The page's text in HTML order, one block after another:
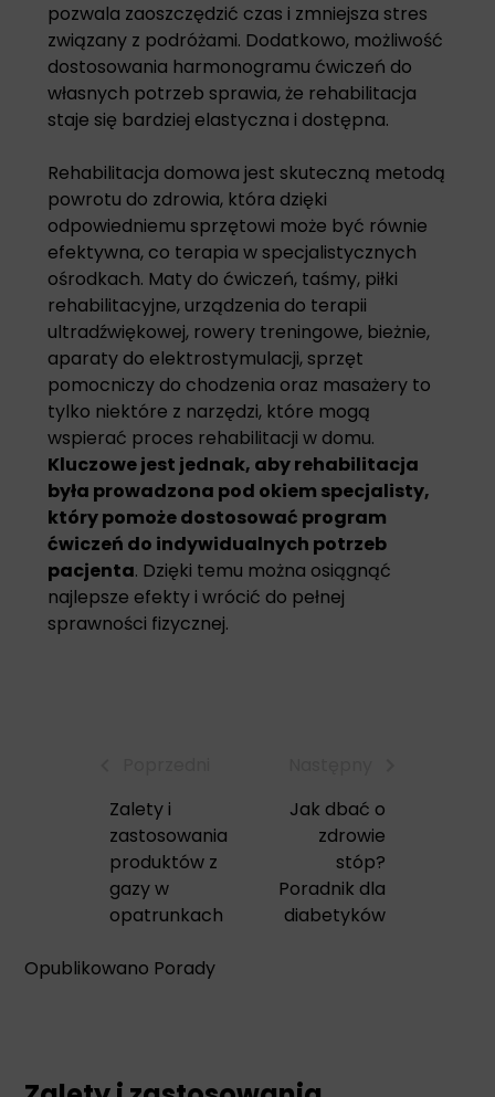
pozwala zaoszczędzić czas i zmniejsza stres
związany z podróżami. Dodatkowo, możliwość
dostosowania harmonogramu ćwiczeń do
własnych potrzeb sprawia, że rehabilitacja
staje się bardziej elastyczna i dostępna.
Rehabilitacja domowa jest skuteczną metodą
powrotu do zdrowia, która dzięki
odpowiedniemu sprzętowi może być równie
efektywna, co terapia w specjalistycznych
ośrodkach. Maty do ćwiczeń, taśmy, piłki
rehabilitacyjne, urządzenia do terapii
ultradźwiękowej, rowery treningowe, bieżnie,
aparaty do elektrostymulacji, sprzęt
pomocniczy do chodzenia oraz masażery to
tylko niektóre z narzędzi, które mogą
wspierać proces rehabilitacji w domu.
Kluczowe jest jednak, aby rehabilitacja
była prowadzona pod okiem specjalisty,
który pomoże dostosować program
ćwiczeń do indywidualnych potrzeb
pacjenta. Dzięki temu można osiągnąć
najlepsze efekty i wrócić do pełnej
sprawności fizycznej.
Zalety i
zastosowania
produktów z
gazy w
opatrunkach
Jak dbać o
zdrowie
stóp?
Poradnik dla
diabetyków
Opublikowano Porady